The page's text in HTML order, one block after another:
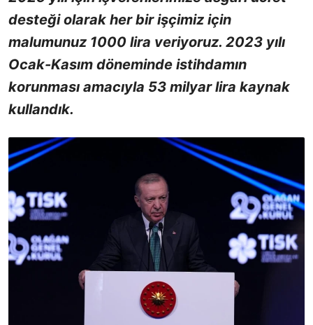
desteği olarak her bir işçimiz için
malumunuz 1000 lira veriyoruz. 2023 yılı
Ocak-Kasım döneminde istihdamın
korunması amacıyla 53 milyar lira kaynak
kullandık.